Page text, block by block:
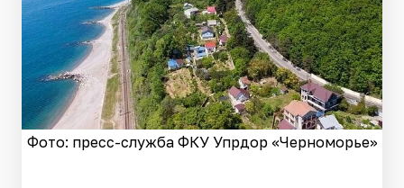
Фото: пресс-служба ФКУ Упрдор «Черноморье»